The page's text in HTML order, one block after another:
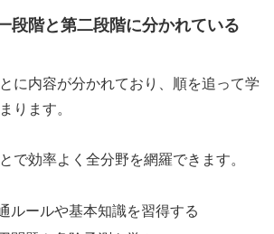
段階と第二段階に分かれている
に内容が分かれており、順を追って学
ります。
で効率よく全分野を網羅できます。
ルールや基本知識を習得する